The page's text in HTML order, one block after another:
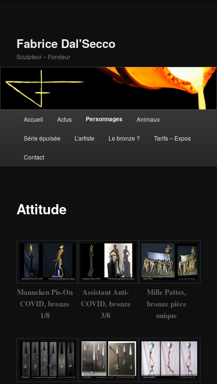
Fabrice Dal'Secco
Sculpteur – Fondeur
Aller
au
contenu
Accueil Actus Personnages Animaux
Série épuisée L’artiste Le bronze ? Tarifs – Expos
Contact
Attitude
Manneken Pis-On
COVID, bronze
1/8
Assistant Anti-
COVID, bronze
3/8
Mille Pattes,
bronze pièce
unique